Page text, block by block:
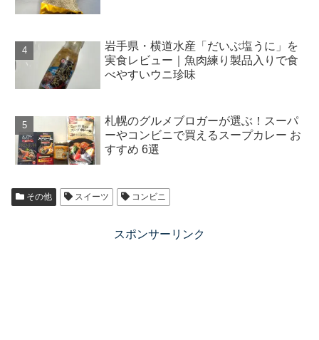
岩手県・横道水産「だいぶ塩うに」を
実食レビュー｜魚肉練り製品入りで食
べやすいウニ珍味
札幌のグルメブロガーが選ぶ！スーパ
ーやコンビニで買えるスープカレー お
すすめ 6選
その他 スイーツ コンビニ
スポンサーリンク